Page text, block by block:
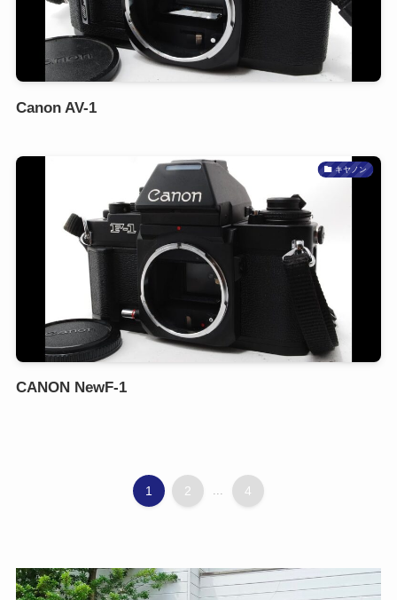
Canon AV-1
キヤノン
CANON NewF-1
1 2 ... 4